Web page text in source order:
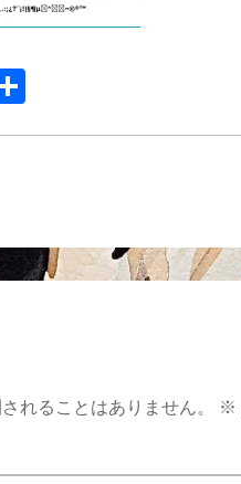
れることはありません。 ※